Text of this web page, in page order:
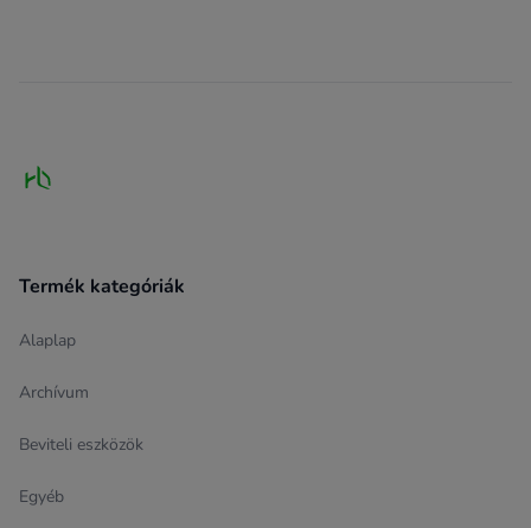
Termék kategóriák
Alaplap
Archívum
Beviteli eszközök
Egyéb